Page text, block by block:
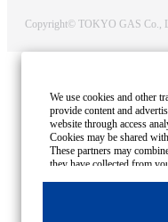
Copyright© TOKYO GAS Co.,
We use cookies and other
provide content and
website through access
Cookies may be shared
These partners may
they have collected from
all Cookies except for
Cookies, please click